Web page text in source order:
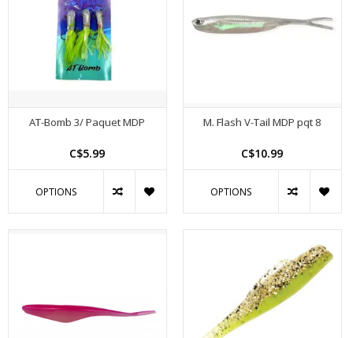
AT-Bomb 3/ Paquet MDP
C$5.99
OPTIONS
M. Flash V-Tail MDP pqt 8
C$10.99
OPTIONS